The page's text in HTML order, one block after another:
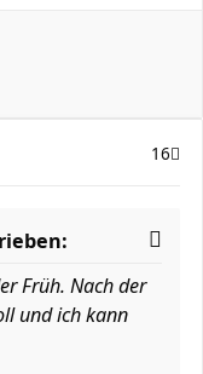
16
Früh. Nach der
und ich kann